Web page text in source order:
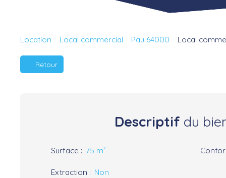
Location Local commercial Pau 64000 Local
Retour
Descriptif du
Surface : 75 m²
Extraction : Non